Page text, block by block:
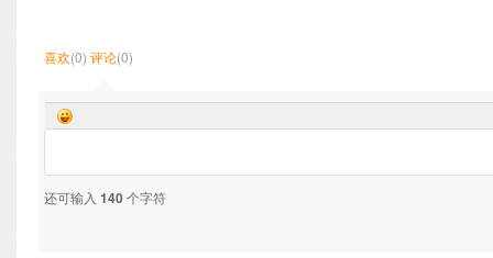
喜欢(0) 评论(0)
还可输入 140个字符